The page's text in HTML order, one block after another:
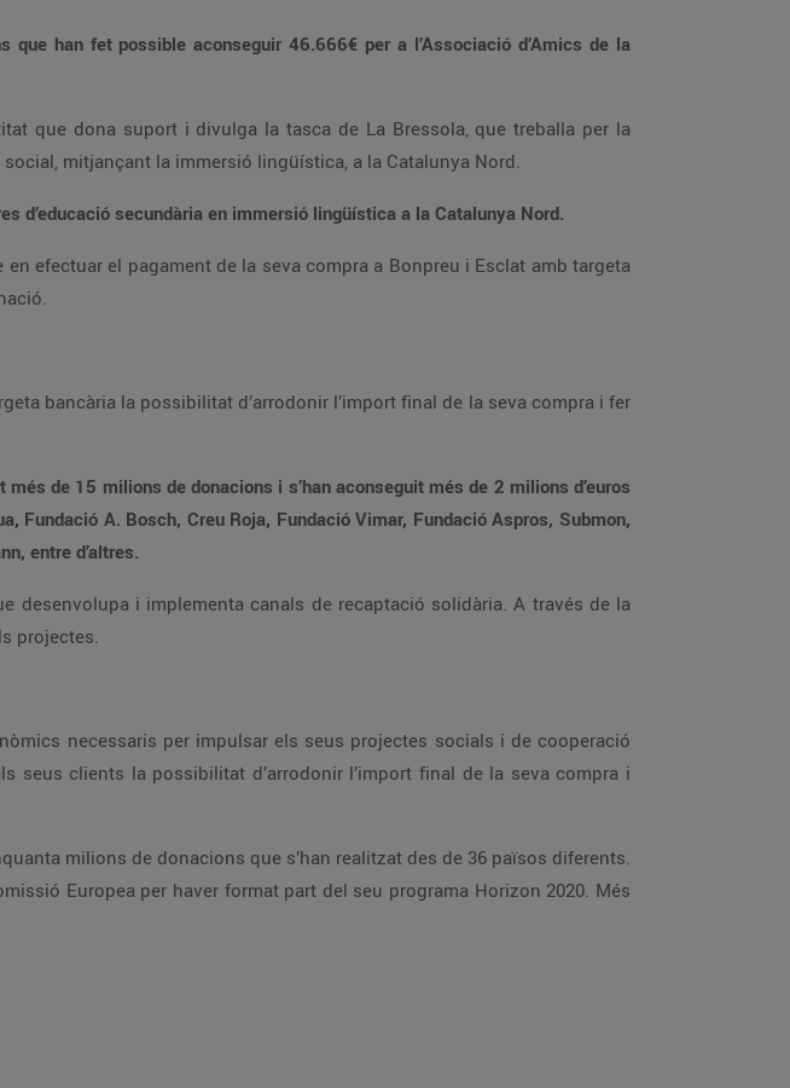
que han fet possible aconseguir 46.666€ per a l’Associació d’Amics de la
que dona suport i divulga la tasca de La Bressola, que treballa per la
mitjançant la immersió lingüística, a la Catalunya Nord.
secundària en immersió lingüística a la Catalunya Nord.
efectuar el pagament de la seva compra a Bonpreu i Esclat amb targeta
bancària la possibilitat d’arrodonir l’import final de la seva compra i fer
de 15 milions de donacions i s’han aconseguit més de 2 milions d’euros
A. Bosch, Creu Roja, Fundació Vimar, Fundació Aspros, Submon,
entre d’altres.
desenvolupa i implementa canals de recaptació solidària. A través de la
projectes.
necessaris per impulsar els seus projectes socials i de cooperació
seus clients la possibilitat d’arrodonir l’import final de la seva compra i
milions de donacions que s’han realitzat des de 36 països diferents.
Europea per haver format part del seu programa Horizon 2020. Més